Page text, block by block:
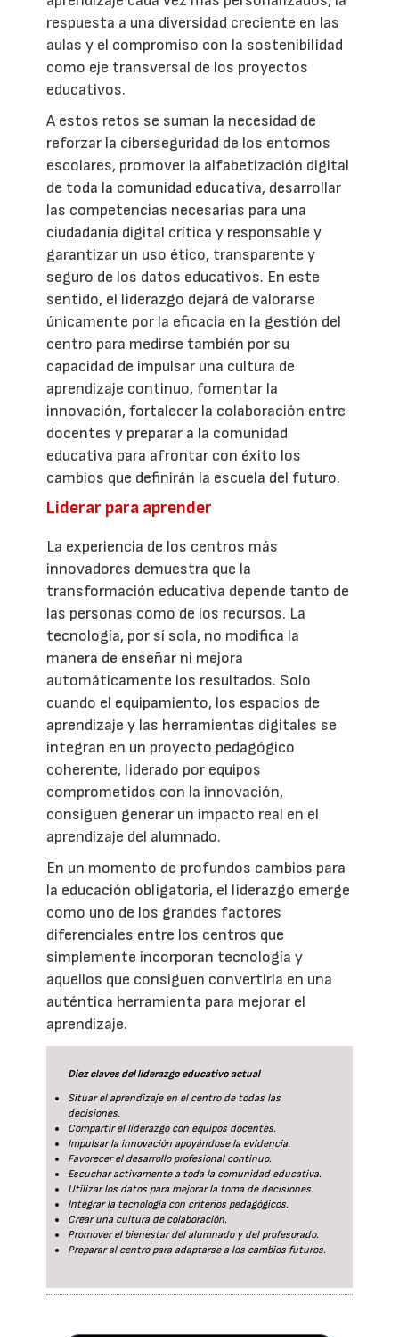
respuesta a una diversidad creciente en las
aulas y el compromiso con la sostenibilidad
como eje transversal de los proyectos
educativos.
A estos retos se suman la necesidad de
reforzar la ciberseguridad de los entornos
escolares, promover la alfabetización digital
de toda la comunidad educativa, desarrollar
las competencias necesarias para una
ciudadanía digital crítica y responsable y
garantizar un uso ético, transparente y
seguro de los datos educativos. En este
sentido, el liderazgo dejará de valorarse
únicamente por la eficacia en la gestión del
centro para medirse también por su
capacidad de impulsar una cultura de
aprendizaje continuo, fomentar la
innovación, fortalecer la colaboración entre
docentes y preparar a la comunidad
educativa para afrontar con éxito los
cambios que definirán la escuela del futuro.
Liderar para aprender
La experiencia de los centros más
innovadores demuestra que la
transformación educativa depende tanto de
las personas como de los recursos. La
tecnología, por sí sola, no modifica la
manera de enseñar ni mejora
automáticamente los resultados. Solo
cuando el equipamiento, los espacios de
aprendizaje y las herramientas digitales se
integran en un proyecto pedagógico
coherente, liderado por equipos
comprometidos con la innovación,
consiguen generar un impacto real en el
aprendizaje del alumnado.
En un momento de profundos cambios para
la educación obligatoria, el liderazgo emerge
como uno de los grandes factores
diferenciales entre los centros que
simplemente incorporan tecnología y
aquellos que consiguen convertirla en una
auténtica herramienta para mejorar el
aprendizaje.
Diez claves del liderazgo educativo actual
Situar el aprendizaje en el centro de todas las
decisiones.
Compartir el liderazgo con equipos docentes.
Impulsar la innovación apoyándose la evidencia.
Favorecer el desarrollo profesional continuo.
Escuchar activamente a toda la comunidad educativa.
Utilizar los datos para mejorar la toma de decisiones.
Integrar la tecnología con criterios pedagógicos.
Crear una cultura de colaboración.
Promover el bienestar del alumnado y del profesorado.
Preparar al centro para adaptarse a los cambios futuros.